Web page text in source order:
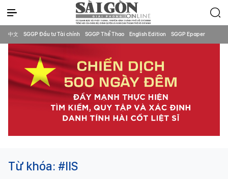
中文 SGGP Đầu tư Tài chính SGGP Thể Thao English Edition SGGP Epaper
Từ khóa: #IIS